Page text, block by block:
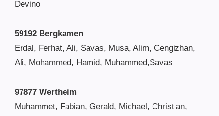
Devino
59192 Bergkamen
Erdal, Ferhat, Ali, Savas, Musa, Alim, Cengizhan,
Ali, Mohammed, Hamid, Muhammed,Savas
97877 Wertheim
Muhammet, Fabian, Gerald, Michael, Christian,